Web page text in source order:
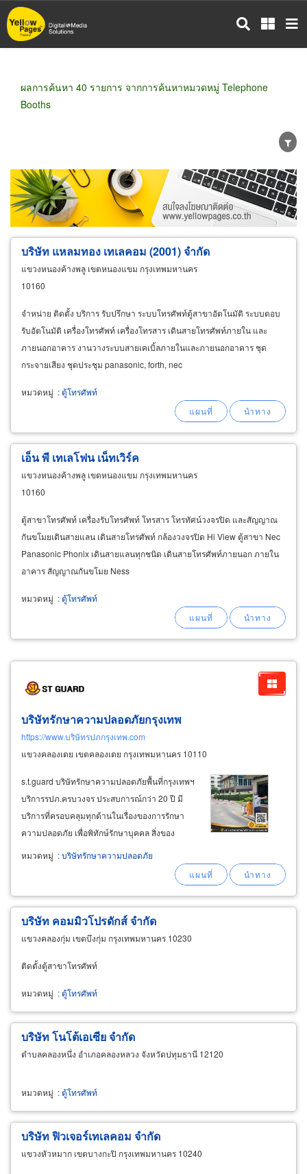
ข้าม
ไป
ผลการค้นหา 40 รายการ จากการค้นหาหมวดหมู่ Telephone
Booths
ขายส่ง ขายปลีก ผู้ผลิต
ตัวแทนจัดจำหน่าย
ผู้ส่งออก/นำเข้า
ธุรกิจบริการ
บริษัท แหลมทอง เทเลคอม (2001) จำกัด
แขวงหนองค้างพลู เขตหนองแขม กรุงเทพมหานคร
10160
จำหน่าย ติดตั้ง บริการ รับปรึกษา ระบบโทรศัพท์ตู้สาขาอัตโนมัติ ระบบตอบ
รับอัตโนมัติ เครื่องโทรศัพท์ เครื่องโทรสาร เดินสายโทรศัพท์ภายใน และ
ภายนอกอาคาร งานวางระบบสายเคเบิ้ลภายในและภายนอกอาคาร ชุด
กระจายเสียง ชุดประชุม panasonic, forth, nec
หมวดหมู่ :ตู้โทรศัพท์
เอ็น พี เทเลโฟน เน็ทเวิร์ค
แขวงหนองค้างพลู เขตหนองแขม กรุงเทพมหานคร
10160
ตู้สาขาโทรศัพท์ เครื่องรับโทรศัพท์ โทรสาร โทรทัศน์วงจรปิด และสัญญาณ
กันขโมยเดินสายแลน เดินสายโทรศัพท์ กล้องวงจรปิด Hi View ตู้สาขา Nec
Panasonic Phonix เดินสายแลนทุกชนิด เดินสายโทรศัพท์ภายนอก ภายใน
อาคาร สัญญาณกันขโมย Ness
หมวดหมู่ :ตู้โทรศัพท์
บริษัทรักษาความปลอดภัยกรุงเทพ
https://www.บริษัทรปภกรุงเทพ.com
แขวงคลองเตย เขตคลองเตย กรุงเทพมหานคร 10110
s.t.guard บริษัทรักษาความปลอดภัยพื้นที่กรุงเทพฯ
บริการรปภ.ครบวงจร ประสบการณ์กว่า 20 ปี มี
บริการที่ครอบคลุมทุกด้านในเรื่องของการรักษา
ความปลอดภัย เพื่อพิทักษ์รักษาบุคคล สิ่งของ
อาคาร และสถานที่ สร้างความประทับใจให้กับผู้ว่า
จ้าง ตัวอย่างการให้บริการรปภ.รับจ้างครบวงจร
สำหรับออฟฟิศสำนักงาน โรงงานที่มีบริเวณกว้าง
ขวางหลายส่วน
หมวดหมู่ :บริษัทรักษาความปลอดภัย
บริษัท คอมมิวโปรดักส์ จำกัด
แขวงคลองกุ่ม เขตบึงกุ่ม กรุงเทพมหานคร 10230
ติดตั้งตู้สาขาโทรศัพท์
หมวดหมู่ :ตู้โทรศัพท์
บริษัท โนโต้เอเซีย จำกัด
ตำบลคลองหนึ่ง อำเภอคลองหลวง จังหวัดปทุมธานี 12120
หมวดหมู่ :ตู้โทรศัพท์
บริษัท ฟิวเจอร์เทเลคอม จำกัด
แขวงหัวหมาก เขตบางกะปิ กรุงเทพมหานคร 10240